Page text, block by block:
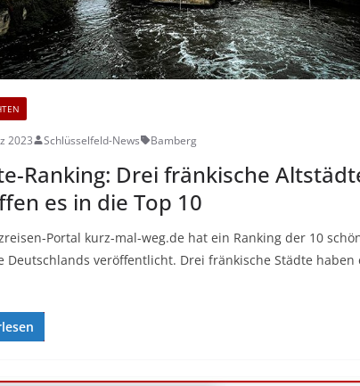
2023 Schlüsselfeld-News Bamberg
Ranking: Drei fränkische
es in die Top 10
Portal kurz-mal-weg.de hat ein Ranking der 10
Deutschlands veröffentlicht. Drei fränkische Städte haben